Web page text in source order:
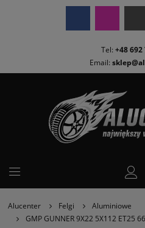
Tel: +48 692
Email:
Alucenter Felgi
Aluminiowe
GMP GUNNER 9X22 5X112 ET25